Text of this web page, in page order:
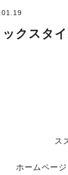
クスタ
ス
ホームペー